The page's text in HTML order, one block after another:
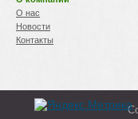
О нас
Новости
Контакты